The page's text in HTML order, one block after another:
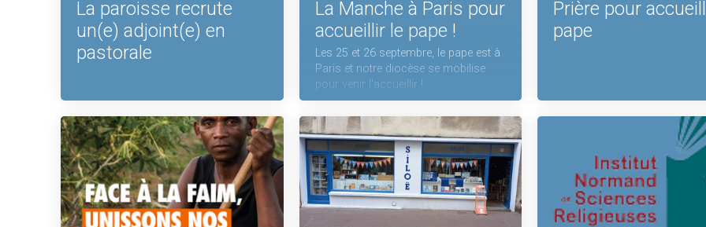
La paroisse recrute
un(e) adjoint(e) en
pastorale
La Manche à Paris pour
accueillir le pape !
Les 25 et 26 septembre, le pape est à
Paris et notre diocèse se mobilise
pour venir l'accueillir !
Prière pour
pape